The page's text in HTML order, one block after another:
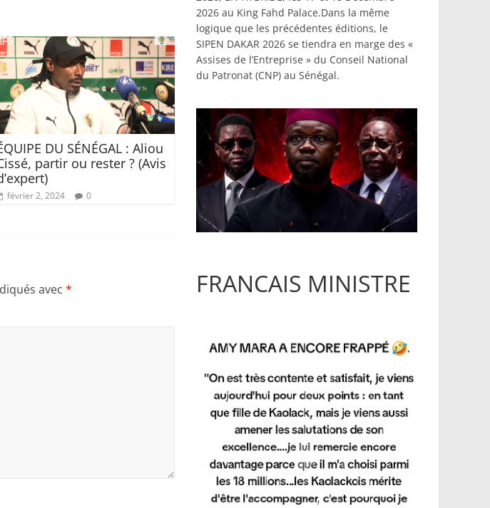
DU SÉNÉGAL : Aliou
partir ou rester ? (Avis
février 2, 2024 0
avec *
2026 au King Fahd Palace.Dans la même
logique que les précédentes éditions, le
SIPEN DAKAR 2026 se tiendra en marge des «
Assises de l’Entreprise » du Conseil National
du Patronat (CNP) au Sénégal.
FRANCAIS MINISTRE